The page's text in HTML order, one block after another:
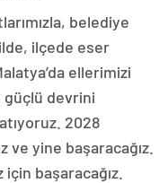
belediye
ilde, ilçede eser
ellerimizi
güçlü devrini
2028
ve yine başaracağız.
başaracağız.